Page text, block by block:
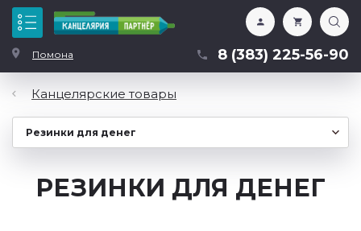
Помона 8 (383) 225-56-90
Каталог
Канцелярские товары
РЕЗИНКИ ДЛЯ ДЕНЕГ